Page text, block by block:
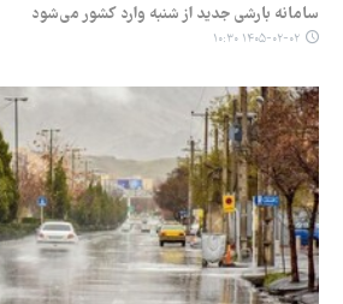
سامانه بارشی جدید از شنبه وارد کشور می‌شود
۱۴۰۵-۰۲-۰۲ ۱۰:۳۰